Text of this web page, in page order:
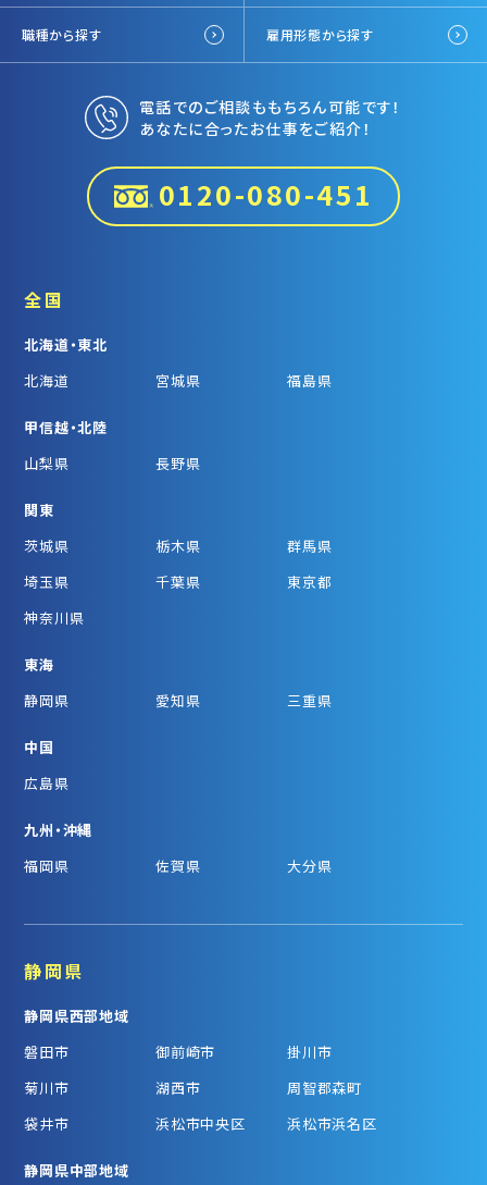
職種から探す 雇用形態から探す
電話でのご相談ももちろん可能です！
あなたに合ったお仕事をご紹介！
0120-080-451
全国
北海道・東北
北海道
宮城県 福島県
甲信越・北陸
山梨県
長野県
関東
茨城県
栃木県
群馬県
埼玉県
千葉県
東京都
神奈川県
東海
静岡県
愛知県 三重県
中国
広島県
九州・沖縄
福岡県
佐賀県 大分県
静岡県
静岡県西部地域
磐田市
御前崎市
掛川市
菊川市
湖西市
周智郡森町
袋井市
浜松市中央区 浜松市浜名区
静岡県中部地域